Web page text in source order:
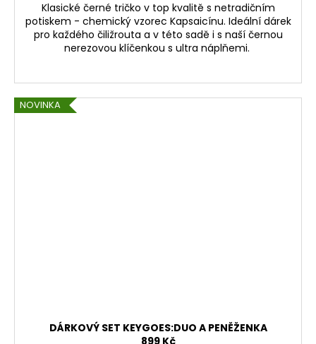
Klasické černé tričko v top kvalitě s netradičním
potiskem - chemický vzorec Kapsaicínu. Ideální dárek
pro každého čiližrouta a v této sadě i s naší černou
nerezovou klíčenkou s ultra náplňemi.
NOVINKA
DÁRKOVÝ SET KEYGOES:DUO A PENĚŽENKA
899 Kč